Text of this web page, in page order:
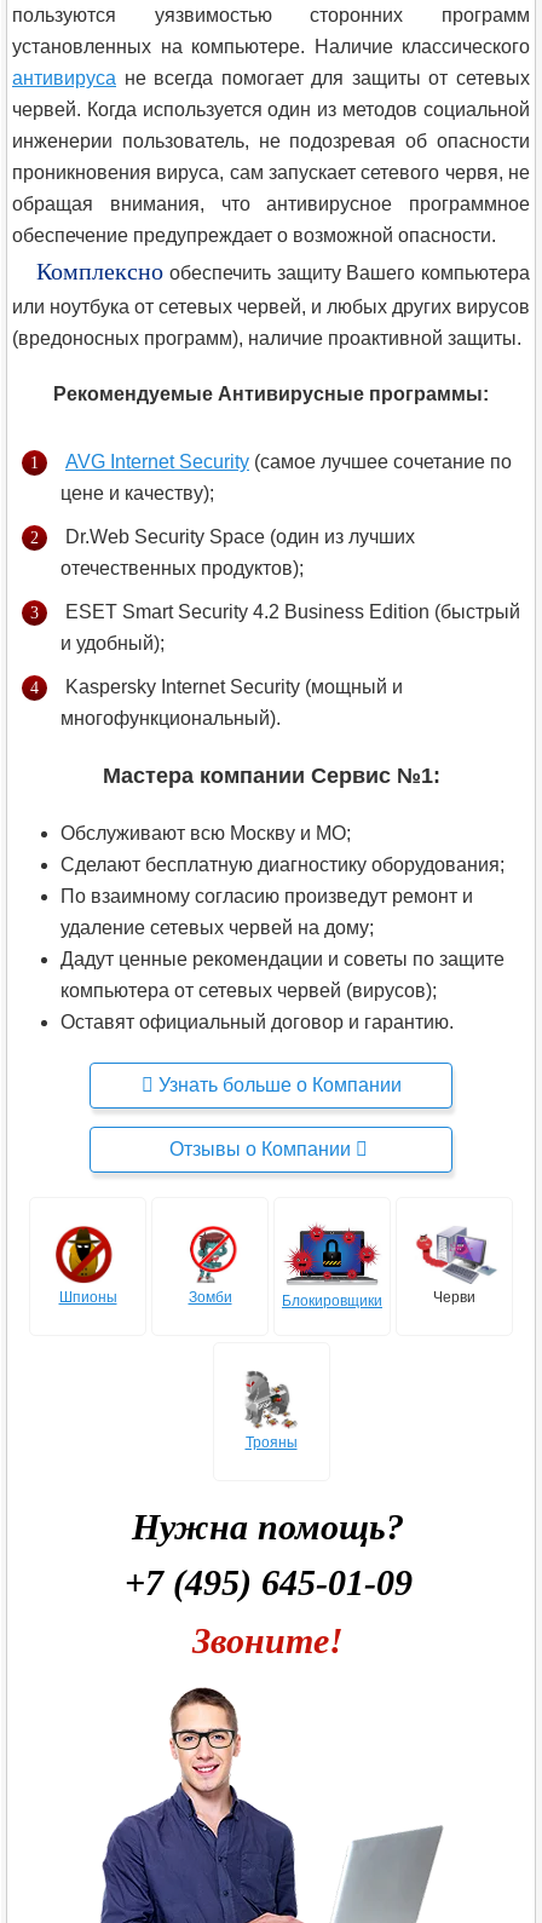
пользуются уязвимостью сторонних программ
установленных на компьютере. Наличие классического
антивируса не всегда помогает для защиты от сетевых
червей. Когда используется один из методов социальной
инженерии пользователь, не подозревая об опасности
проникновения вируса, сам запускает сетевого червя, не
обращая внимания, что антивирусное программное
обеспечение предупреждает о возможной опасности.
Комплексно обеспечить защиту Вашего компьютера
или ноутбука от сетевых червей, и любых других вирусов
(вредоносных программ), наличие проактивной защиты.
Рекомендуемые Антивирусные программы:
AVG Internet Security (самое лучшее сочетание по
цене и качеству);
Dr.Web Security Space (один из лучших
отечественных продуктов);
ESET Smart Security 4.2 Business Edition (быстрый
и удобный);
Kaspersky Internet Security (мощный и
многофункциональный).
Мастера компании Сервис №1:
Обслуживают всю Москву и МО;
Сделают бесплатную диагностику оборудования;
По взаимному согласию произведут ремонт и
удаление сетевых червей на дому;
Дадут ценные рекомендации и советы по защите
компьютера от сетевых червей (вирусов);
Оставят официальный договор и гарантию.
Узнать больше о Компании
Отзывы о Компании
Шпионы Зомби Блокировщики Черви
Трояны
Нужна помощь?
+7 (495) 645-01-09
Звоните!